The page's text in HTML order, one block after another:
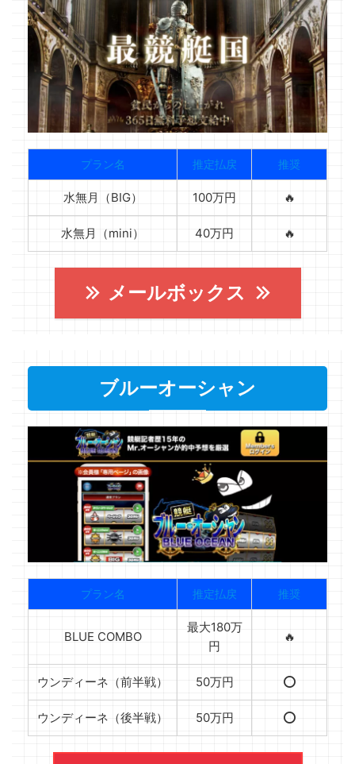
プラン名 推定払戻 推奨
水無月（BIG） 100万円 🔥
水無月（mini） 40万円 🔥
メールボックス
ブルーオーシャン
プラン名 推定払戻 推奨
BLUE COMBO
最大180万
円
🔥
ウンディーネ（前半戦） 50万円 ⭕️
ウンディーネ（後半戦） 50万円 ⭕️